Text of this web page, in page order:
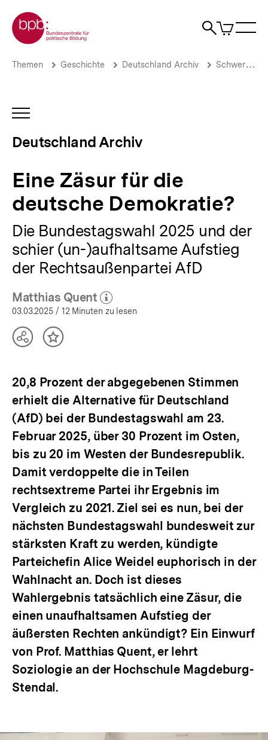
zum
Seiteninhalt
springen
Zur Startseite der bpb
Suche
Artikel
im
Eine
deutsche
Demokratie?
Deutschland
bpb.de
Brotkrümelnavigation
Pfadnavigation
Themen Geschichte Deutschland Archiv Schwerpunkte
INHALTSNAVIGATION
Deutschland Archiv
Eine Zäsur für die
deutsche Demokratie?
Die Bundestagswahl 2025 und der
schier (un-)aufhaltsame Aufstieg
der Rechtsaußenpartei AfD
Matthias Quent
(Mehr zum Autor)
öffnen
03.03.2025 / 12 Minuten zu lesen
TeilenInhalt
20,8 Prozent der abgegebenen Stimmen
erhielt die Alternative für Deutschland
(AfD) bei der Bundestagswahl am 23.
Februar 2025, über 30 Prozent im Osten,
bis zu 20 im Westen der Bundesrepublik.
Damit verdoppelte die in Teilen
rechtsextreme Partei ihr Ergebnis im
Vergleich zu 2021. Ziel sei es nun, bei der
nächsten Bundestagswahl bundesweit zur
stärksten Kraft zu werden, kündigte
Parteichefin Alice Weidel euphorisch in der
Wahlnacht an. Doch ist dieses
Wahlergebnis tatsächlich eine Zäsur, die
einen unaufhaltsamen Aufstieg der
äußersten Rechten ankündigt? Ein Einwurf
von Prof. Matthias Quent, er lehrt
Soziologie an der Hochschule Magdeburg-
Stendal.